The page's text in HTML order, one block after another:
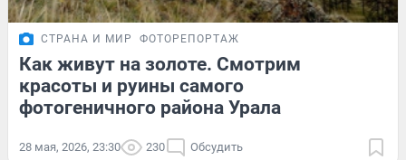
СТРАНА И МИР ФОТОРЕПОРТАЖ
Как живут на золоте. Смотрим
красоты и руины самого
фотогеничного района Урала
28 мая, 2026, 23:30 230 Обсудить